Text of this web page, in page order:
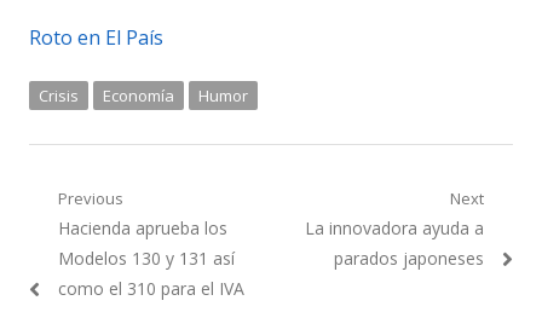
Roto en El País
Crisis Economía Humor
Navegación
de
entradas
Previous
Previous
post:
Hacienda aprueba los
Modelos 130 y 131 así
como el 310 para el IVA
Next
Next
post:
La innovadora ayuda a
parados japoneses